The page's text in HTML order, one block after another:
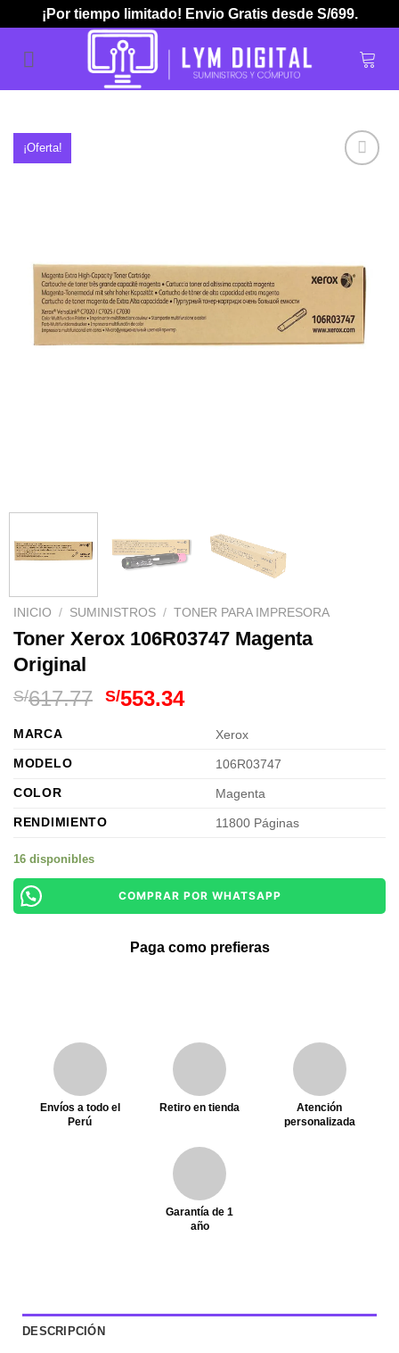
to
content
¡Por tiempo limitado! Envio Gratis desde S/699.
¡Oferta!
INICIO / SUMINISTROS / TONER PARA IMPRESORA
Toner Xerox 106R03747 Magenta
Original
S/617.77 El
S/553.34El
actual
S/553.34.
MARCA
Xerox
MODELO
106R03747
COLOR
Magenta
RENDIMIENTO
11800 Páginas
16 disponibles
COMPRAR POR WHATSAPP
Paga como prefieras
Envíos a todo el
Perú
Retiro en tienda
Atención
personalizada
Garantía de 1
año
DESCRIPCIÓN